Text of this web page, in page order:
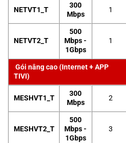
NETVT1_T
300
Mbps
1
NETVT2_T
500
Mbps -
1Gbps
1
Gói nâng cao (Internet + APP
TIVI)
MESHVT1_T
300
Mbps
2
MESHVT2_T
500
Mbps -
1Gbps
3